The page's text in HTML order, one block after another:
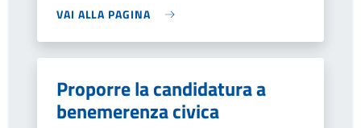
VAI ALLA PAGINA
Proporre la candidatura a
benemerenza civica